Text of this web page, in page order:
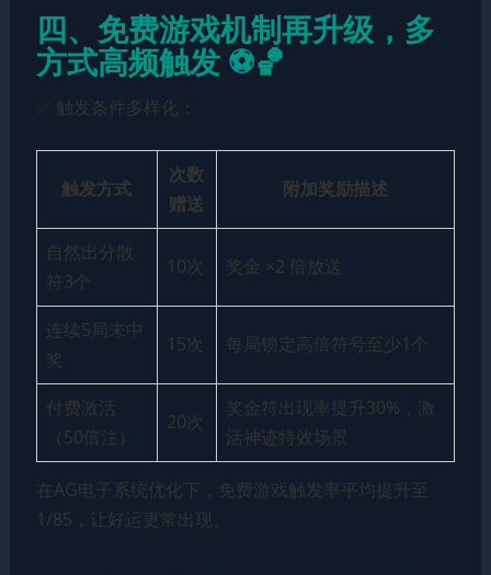
四、免费游戏机制再升级，多
方式高频触发 ⚽️🏀
✅ 触发条件多样化：
触发方式
次数
赠送
附加奖励描述
自然出分散
符3个
10次 奖金 ×2 倍放送
连续5局未中
奖
15次 每局锁定高倍符号至少1个
付费激活
（50倍注）
20次
奖金符出现率提升30%，激
活神迹特效场景
在AG电子系统优化下，免费游戏触发率平均提升至
1/85，让好运更常出现。